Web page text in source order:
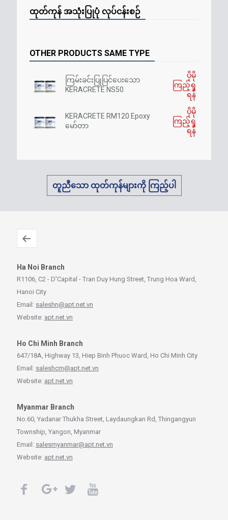
ထုတ်ကုန် အသုံးပြုပုံ လုပ်ငန်းစဉ်
OTHER PRODUCTS SAME TYPE
ကြမ်းခင်းပြုပြင်ပေးသော
KERACRETE NS50
ပိုမို
ကြည့်ရှု
ရန်
KERACRETE RM120 Epoxy
မော်တာ
ပိုမို
ကြည့်ရှု
ရန်
တူညီသော ထုတ်ကုန်များကို ကြည့်ပါ
Ha Noi Branch
R1106, C2 - D'Capital - Tran Duy Hung Street, Trung Hoa Ward,
Hanoi City
Email: saleshn@apt.net.vn
Website: apt.net.vn
Ho Chi Minh Branch
647/18A, Highway 13, Hiep Binh Phuoc Ward, Ho Chi Minh City
Email: saleshcm@apt.net.vn
Website: apt.net.vn
Myanmar Branch
No.60, Yadanar Thukha Street, Laydaungkan Rd, Thingangyun
Township, Yangon, Myanmar
Email: salesmyanmar@apt.net.vn
Website: apt.net.vn